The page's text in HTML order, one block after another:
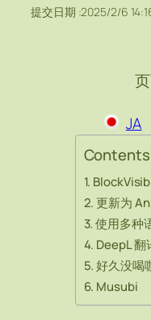
提交日期 :2025/2/6
JA
Contents
更新为
使用多种
DeepL 翻
好久没喝
Musubi